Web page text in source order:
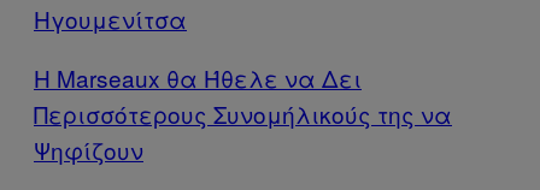
Ηγουμενίτσα
Η Marseaux θα Ήθελε να Δει
Περισσότερους Συνομήλικούς της να
Ψηφίζουν